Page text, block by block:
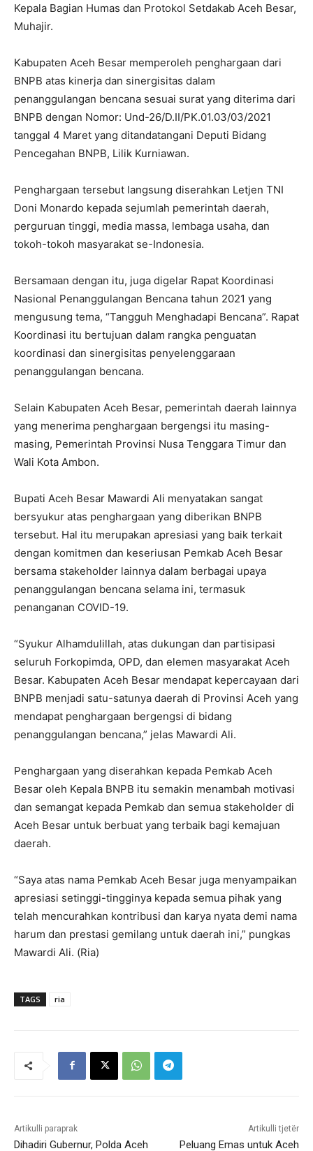
Kepala Bagian Humas dan Protokol Setdakab Aceh Besar,
Muhajir.
Kabupaten Aceh Besar memperoleh penghargaan dari
BNPB atas kinerja dan sinergisitas dalam
penanggulangan bencana sesuai surat yang diterima dari
BNPB dengan Nomor: Und-26/D.II/PK.01.03/03/2021
tanggal 4 Maret yang ditandatangani Deputi Bidang
Pencegahan BNPB, Lilik Kurniawan.
Penghargaan tersebut langsung diserahkan Letjen TNI
Doni Monardo kepada sejumlah pemerintah daerah,
perguruan tinggi, media massa, lembaga usaha, dan
tokoh-tokoh masyarakat se-Indonesia.
Bersamaan dengan itu, juga digelar Rapat Koordinasi
Nasional Penanggulangan Bencana tahun 2021 yang
mengusung tema, “Tangguh Menghadapi Bencana”. Rapat
Koordinasi itu bertujuan dalam rangka penguatan
koordinasi dan sinergisitas penyelenggaraan
penanggulangan bencana.
Selain Kabupaten Aceh Besar, pemerintah daerah lainnya
yang menerima penghargaan bergengsi itu masing-
masing, Pemerintah Provinsi Nusa Tenggara Timur dan
Wali Kota Ambon.
Bupati Aceh Besar Mawardi Ali menyatakan sangat
bersyukur atas penghargaan yang diberikan BNPB
tersebut. Hal itu merupakan apresiasi yang baik terkait
dengan komitmen dan keseriusan Pemkab Aceh Besar
bersama stakeholder lainnya dalam berbagai upaya
penanggulangan bencana selama ini, termasuk
penanganan COVID-19.
“Syukur Alhamdulillah, atas dukungan dan partisipasi
seluruh Forkopimda, OPD, dan elemen masyarakat Aceh
Besar. Kabupaten Aceh Besar mendapat kepercayaan dari
BNPB menjadi satu-satunya daerah di Provinsi Aceh yang
mendapat penghargaan bergengsi di bidang
penanggulangan bencana,” jelas Mawardi Ali.
Penghargaan yang diserahkan kepada Pemkab Aceh
Besar oleh Kepala BNPB itu semakin menambah motivasi
dan semangat kepada Pemkab dan semua stakeholder di
Aceh Besar untuk berbuat yang terbaik bagi kemajuan
daerah.
“Saya atas nama Pemkab Aceh Besar juga menyampaikan
apresiasi setinggi-tingginya kepada semua pihak yang
telah mencurahkan kontribusi dan karya nyata demi nama
harum dan prestasi gemilang untuk daerah ini,” pungkas
Mawardi Ali. (Ria)
TAGS ria
Artikulli paraprak
Dihadiri Gubernur, Polda Aceh
Artikulli tjetër
Peluang Emas untuk Aceh